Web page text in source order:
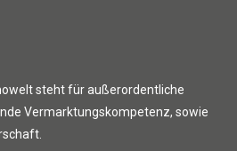
steht für außerordentliche
Vermarktungskompetenz, sowie